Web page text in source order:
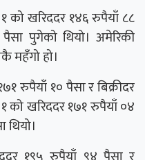
को खरिददर १४६ रुपैयाँ ८८
पुगेको थियो। अमेरिकी
महँगो हो।
रुपैयाँ १० पैसा र बिक्रीदर
को खरिददर १७१ रुपैयाँ ०४
थियो।